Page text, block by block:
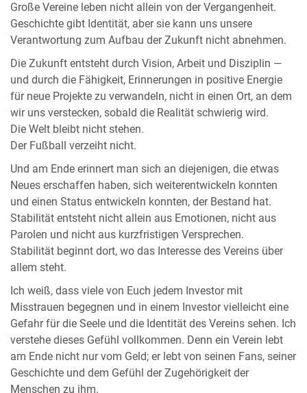
Große Vereine leben nicht allein von der Vergangenheit.
Geschichte gibt Identität, aber sie kann uns unsere
Verantwortung zum Aufbau der Zukunft nicht abnehmen.
Die Zukunft entsteht durch Vision, Arbeit und Disziplin —
und durch die Fähigkeit, Erinnerungen in positive Energie
für neue Projekte zu verwandeln, nicht in einen Ort, an dem
wir uns verstecken, sobald die Realität schwierig wird.
Die Welt bleibt nicht stehen.
Der Fußball verzeiht nicht.
Und am Ende erinnert man sich an diejenigen, die etwas
Neues erschaffen haben, sich weiterentwickeln konnten
und einen Status entwickeln konnten, der Bestand hat.
Stabilität entsteht nicht allein aus Emotionen, nicht aus
Parolen und nicht aus kurzfristigen Versprechen.
Stabilität beginnt dort, wo das Interesse des Vereins über
allem steht.
Ich weiß, dass viele von Euch jedem Investor mit
Misstrauen begegnen und in einem Investor vielleicht eine
Gefahr für die Seele und die Identität des Vereins sehen. Ich
verstehe dieses Gefühl vollkommen. Denn ein Verein lebt
am Ende nicht nur vom Geld; er lebt von seinen Fans, seiner
Geschichte und dem Gefühl der Zugehörigkeit der
Menschen zu ihm.